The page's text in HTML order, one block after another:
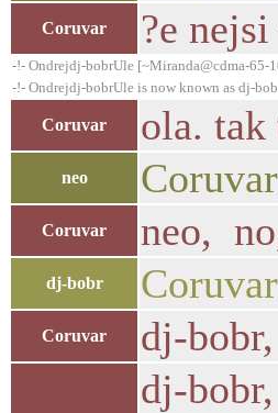
Coruvar ?e
-!- Ondrejdj-bobrUle [~Miranda@cdma-65-
-!- Ondrejdj-bobrUle is now known as dj-
Coruvar ola.
neo
Coruvar neo,
dj-bobr
Coruvar dj-
dj-